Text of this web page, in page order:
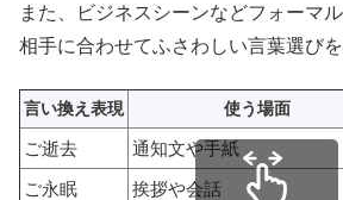
また、ビジネスシーンなどフォーマ
相手に合わせてふさわしい言葉選びを
言い換え表現 使う場面
ご逝去 通知文や手紙
ご永眠
挨拶や会話